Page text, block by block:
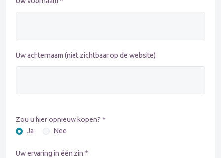
Uw achternaam (niet zichtbaar op de website)
Zou u hier opnieuw kopen? *
Ja
Nee
Uw ervaring in één zin *